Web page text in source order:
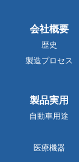
会社概要
歴史
製造プロセス
製品実用
自動車用途
医療機器